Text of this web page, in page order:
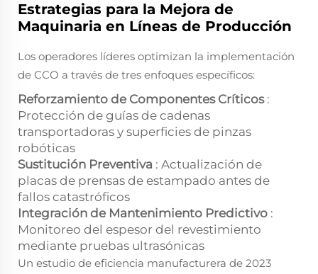
Estrategias para la Mejora de
Maquinaria en Líneas de Producción
Los operadores líderes optimizan la implementación
de CCO a través de tres enfoques específicos:
Reforzamiento de Componentes Críticos :
Protección de guías de cadenas
transportadoras y superficies de pinzas
robóticas
Sustitución Preventiva : Actualización de
placas de prensas de estampado antes de
fallos catastróficos
Integración de Mantenimiento Predictivo :
Monitoreo del espesor del revestimiento
mediante pruebas ultrasónicas
Un estudio de eficiencia manufacturera de 2023